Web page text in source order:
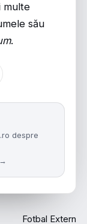
multe
său
.
despre
Fotbal Extern